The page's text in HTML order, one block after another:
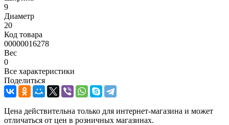
9
Диаметр
20
Код товара
00000016278
Вес
0
Все характеристики
Поделиться
Цена действительна только для интернет-магазина и может
отличаться от цен в розничных магазинах.